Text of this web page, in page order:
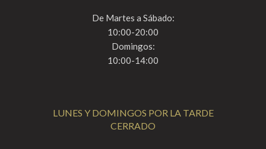
De Martes a Sábado:
10:00-20:00
Domingos:
10:00-14:00
LUNES Y DOMINGOS POR LA TARDE
CERRADO